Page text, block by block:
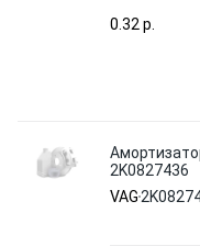
0.32 p.
2K0827436
VAG